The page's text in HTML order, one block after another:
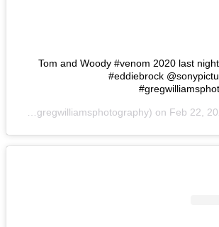
Tom and Woody #venom 2020 last
#eddiebrock
(@gregwilliamsphotography) on Feb 22,